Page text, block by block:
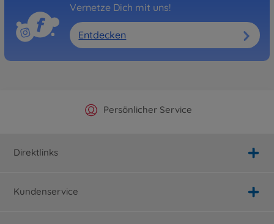
Vernetze Dich mit uns!
Entdecken
Offizieller Hersteller Shop
Persönlicher Service
Versandkostenfrei ab 25€
Schnelle Lieferung
Direktlinks
Kundenservice